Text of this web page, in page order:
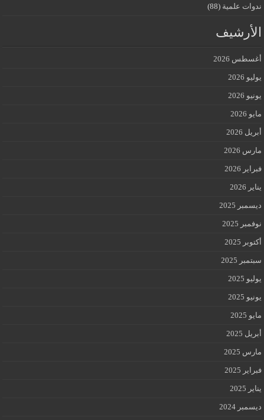
ندوات علمية (88)
الأرشيف
أغسطس 2026
يوليو 2026
يونيو 2026
مايو 2026
أبريل 2026
مارس 2026
فبراير 2026
يناير 2026
ديسمبر 2025
نوفمبر 2025
أكتوبر 2025
سبتمبر 2025
يوليو 2025
يونيو 2025
مايو 2025
أبريل 2025
مارس 2025
فبراير 2025
يناير 2025
ديسمبر 2024